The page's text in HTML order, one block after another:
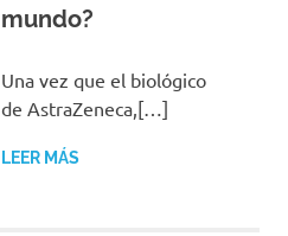
mundo?
Una vez que el biológico
de AstraZeneca,[…]
LEER MÁS